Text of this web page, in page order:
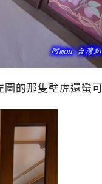
圖的那隻壁虎還蠻